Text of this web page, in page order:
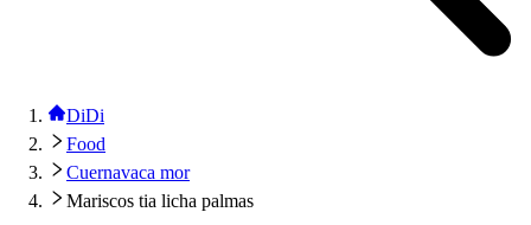
DiDi
Food
Cuernavaca mor
Mariscos tia licha palmas